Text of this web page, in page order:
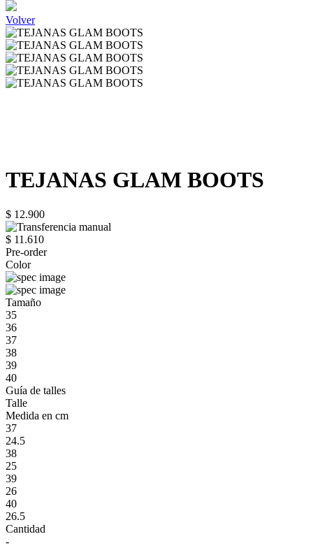
Volver
TEJANAS GLAM BOOTS
$ 12.900
$ 11.610
Pre-order
Color
Tamaño
35
36
37
38
39
40
Guía de talles
Talle
Medida en cm
37
24.5
38
25
39
26
40
26.5
Cantidad
-